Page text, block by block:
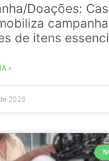
Doações:
de itens
»
2026